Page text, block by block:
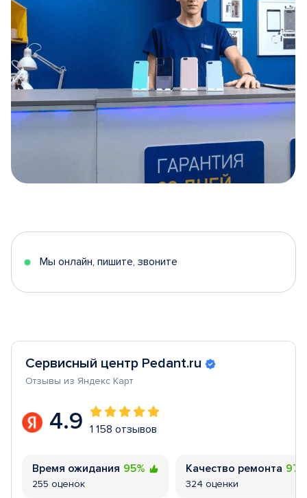
5
Мы онлайн, пишите, звоните
Сервисный центр Pedant.ru
Отзывы из Яндекс Карт
4.9 1 158 отзывов
Время ожидания 95%
255 оценок
Качество ремонта
324 оценки